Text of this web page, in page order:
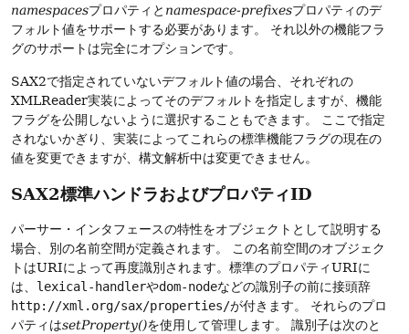
namespacesプロパティと namespace-prefixesプロパティのデ
フォルト値をサポートする必要があります。
それ以外の機能フラ
グのサポートは完全にオプションです。
SAX2で指定されていないデフォルト値の場合、それぞれの
XMLReader実装によってそのデフォルトを指定しますが、機能
フラグを公開しないように選択することもできます。
ここで指定
されないかぎり、実装によってこれらの標準機能フラグの現在の
値を変更できますが、構文解析中は変更できません。
SAX2標準ハンドラおよびプロパティID
パーサー・インタフェースの特性をオブジェクトとして説明する
場合、別の名前空間が定義されます。
この名前空間のオブジェク
トはURIによって再度識別されます。標準のプロパティURIに
は、 lexical-handlerやdom-nodeなどの識別子の前に接頭辞
http://xml.org/sax/properties/が付きます。
それらのプロ
パティはsetProperty()を使用して管理します。
識別子は次のと